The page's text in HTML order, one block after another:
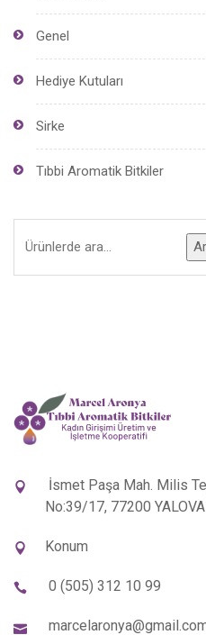
Genel
Hediye Kutuları
Sirke
Tıbbi Aromatik Bitkiler
İsmet Paşa Mah. Milis
No:39/17, 77200 YALOVA
Konum
0 (505) 312 10 99